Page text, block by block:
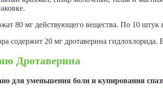
80 мг действующего вещества. По 10 штук
содержит 20 мг дротаверина
Дротаверина
для уменьшения боли и купирования